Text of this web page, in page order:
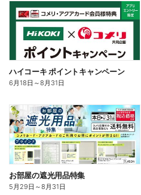
ハイコーキ ポイントキャンペーン
6月18日 ～8月31日
お部屋の遮光用品特集
5月29日 ～8月31日